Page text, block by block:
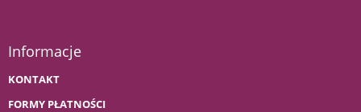
Informacje
KONTAKT
FORMY PŁATNOŚCI